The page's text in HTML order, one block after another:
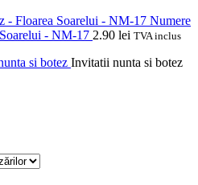
Numere
- NM-17 2.90 lei TVA inclus
si botez Invitatii nunta si botez